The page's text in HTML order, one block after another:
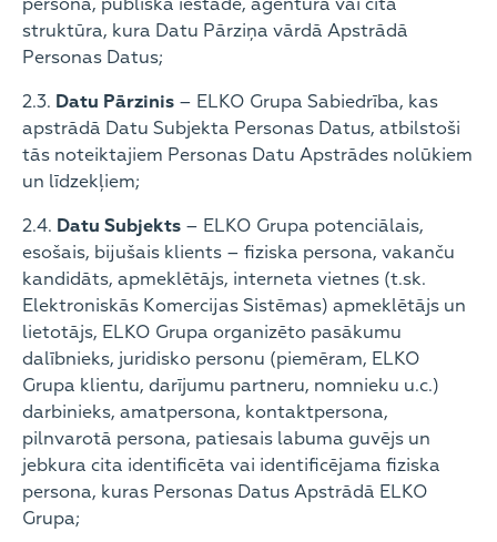
persona, publiska iestāde, aģentūra vai cita
struktūra, kura Datu Pārziņa vārdā Apstrādā
Personas Datus;
2.3. Datu Pārzinis – ELKO Grupa Sabiedrība, kas
apstrādā Datu Subjekta Personas Datus, atbilstoši
tās noteiktajiem Personas Datu Apstrādes nolūkiem
un līdzekļiem;
2.4. Datu Subjekts – ELKO Grupa potenciālais,
esošais, bijušais klients – fiziska persona, vakanču
kandidāts, apmeklētājs, interneta vietnes (t.sk.
Elektroniskās Komercijas Sistēmas) apmeklētājs un
lietotājs, ELKO Grupa organizēto pasākumu
dalībnieks, juridisko personu (piemēram, ELKO
Grupa klientu, darījumu partneru, nomnieku u.c.)
darbinieks, amatpersona, kontaktpersona,
pilnvarotā persona, patiesais labuma guvējs un
jebkura cita identificēta vai identificējama fiziska
persona, kuras Personas Datus Apstrādā ELKO
Grupa;